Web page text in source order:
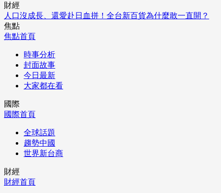
財經
人口沒成長、還愛赴日血拼！全台新百貨為什麼敢一直開？
焦點
焦點首頁
時事分析
封面故事
今日最新
大家都在看
國際
國際首頁
全球話題
趨勢中國
世界新台商
財經
財經首頁